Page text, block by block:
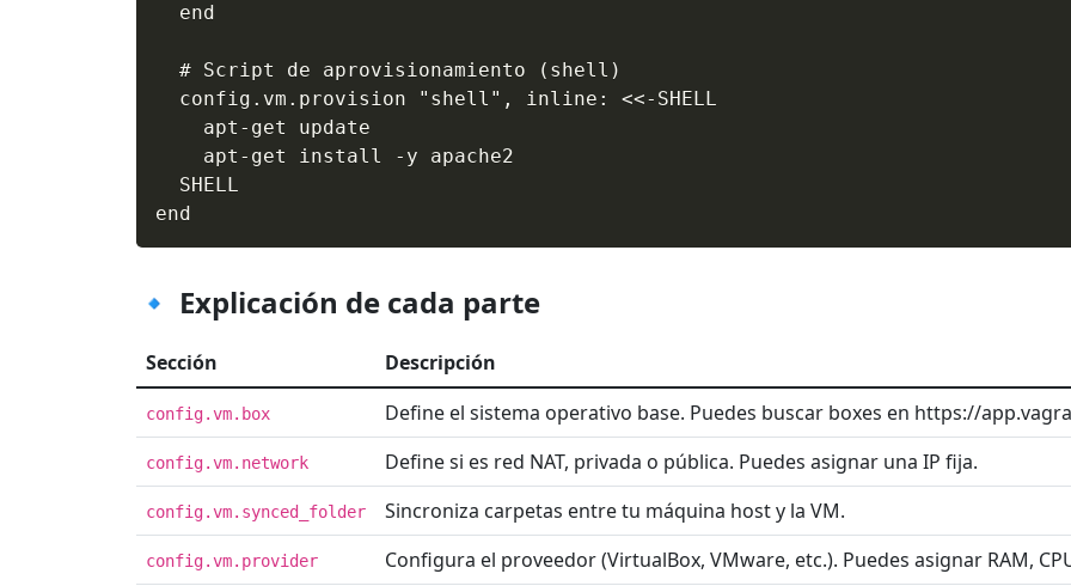
  end
  # Script de aprovisionamiento (shell)
  config.vm.provision "shell", inline: <<-SHELL
    apt-get update
    apt-get install -y apache2
  SHELL
🔹 Explicación de cada parte
Sección Descripción
config.vm.box Define el sistema operativo base. Puedes buscar boxes en https://
config.vm.network Define si es red NAT, privada o pública. Puedes asignar una IP fija.
config.vm.synced_folder Sincroniza carpetas entre tu máquina host y la VM.
config.vm.provider Configura el proveedor (VirtualBox, VMware, etc.). Puedes asignar RAM,